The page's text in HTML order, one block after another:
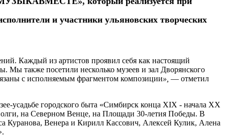
и участники ульяновских творческих
Каждый из артистов проявил себя как настоящий
Мы также посетили несколько музеев и зал Дворянского
с исполняемым фрагментом композиции», — отметил
усадьбе городского быта «Симбирск конца XIX - начала XX
на Северном Венце, на Площади 30-летия Победы. В
Куранова, Венера и Кирилл Кассович, Алексей Кулик, Алена